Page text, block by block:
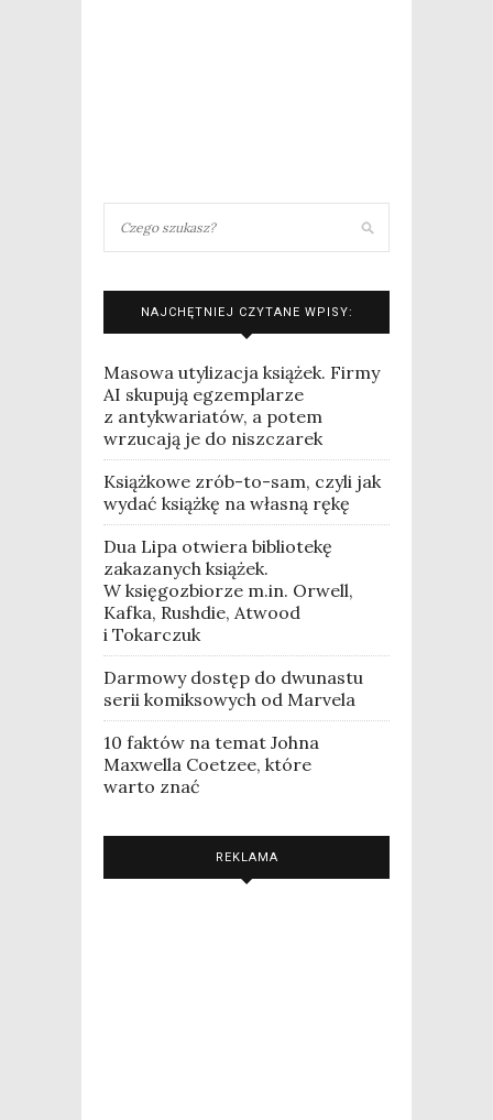
NAJCHĘTNIEJ CZYTANE WPISY:
Masowa utylizacja książek. Firmy
AI skupują egzemplarze
z antykwariatów, a potem
wrzucają je do niszczarek
Książkowe zrób-to-sam, czyli jak
wydać książkę na własną rękę
Dua Lipa otwiera bibliotekę
zakazanych książek.
W księgozbiorze m.in. Orwell,
Kafka, Rushdie, Atwood
i Tokarczuk
Darmowy dostęp do dwunastu
serii komiksowych od Marvela
10 faktów na temat Johna
Maxwella Coetzee, które
warto znać
REKLAMA